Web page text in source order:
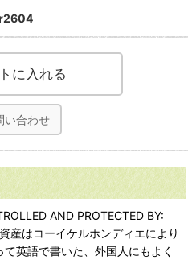
に入れる
い合わせ
AND PROTECTED BY:
産はコーイケルホンディエにより
英語で書いた、外国人にもよく